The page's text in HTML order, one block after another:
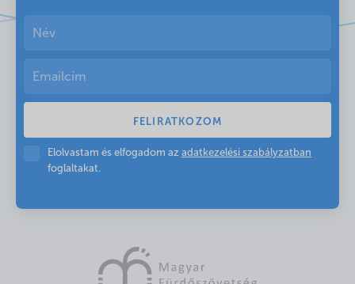
Elolvastam és elfogadom az adatkezelési szabályzatban
foglaltakat.